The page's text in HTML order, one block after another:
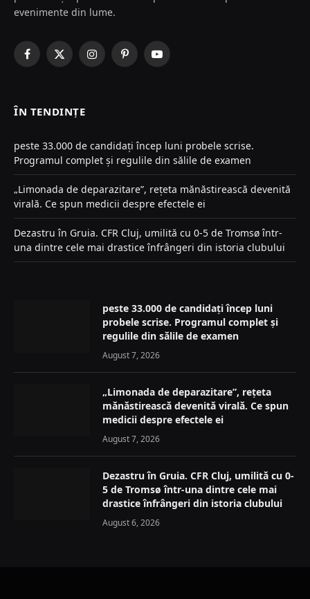
evenimente din lume.
Facebook
X
InstagramPinterestYouTube
ÎN TENDINȚE
peste 33.000 de candidați încep luni probele scrise.
Programul complet și regulile din sălile de examen
„Limonada de deparazitare”, rețeta mănăstirească devenită
virală. Ce spun medicii despre efectele ei
Dezastru în Gruia. CFR Cluj, umilită cu 0-5 de Tromsø într-
una dintre cele mai drastice înfrângeri din istoria clubului
peste 33.000 de candidați încep luni
probele scrise. Programul complet și
regulile din sălile de examen
August 7, 2026
„Limonada de deparazitare”, rețeta
mănăstirească devenită virală. Ce spun
medicii despre efectele ei
August 7, 2026
Dezastru în Gruia. CFR Cluj, umilită cu 0-
5 de Tromsø într-una dintre cele mai
drastice înfrângeri din istoria clubului
August 6, 2026